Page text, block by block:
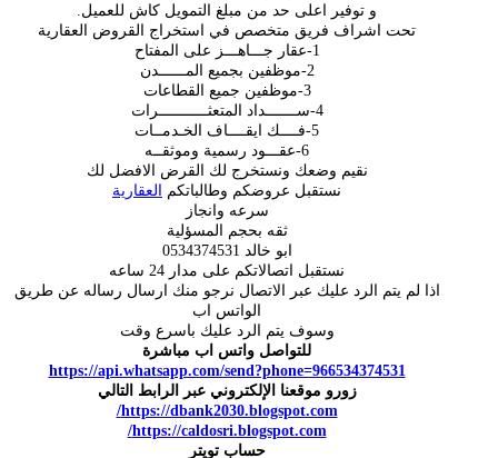
و توفير اعلى حد من مبلغ التمويل كاش للعميل.
تحت اشراف فريق متخصص في استخراج القروض العقارية
1-عقار جـــاهـــز على المفتاح
2-موظفين بجميع المــــــدن
3-موظفين جميع القطاعات
4-ســـــــداد المتعثـــــــــــرات
5-فــــك ايقــــاف الخـدمــات
6-عقـــود رسمية وموثقــه
نقيم وضعك ونستخرج لك القرض الافضل لك
نستقبل عروضكم وطالباتكم العقارية
سرعه وانجاز
ثقه بحجم المسؤلية
ابو خالد 0534374531
نستقبل اتصالاتكم على مدار 24 ساعه
اذا لم يتم الرد عليك عبر الاتصال نرجو منك ارسال رساله عن طريق
الواتس اب
وسوف يتم الرد عليك باسرع وقت
للتواصل واتس اب مباشرة
https://api.whatsapp.com/send?phone=966534374531
زورو موقعنا الإلكتروني عبر الرابط التالي
https://dbank2030.blogspot.com/
https://caldosri.blogspot.com/
حساب تويتر